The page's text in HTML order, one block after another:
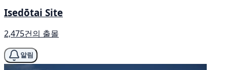
Isedōtai Site
2,475건의 출몰
알림